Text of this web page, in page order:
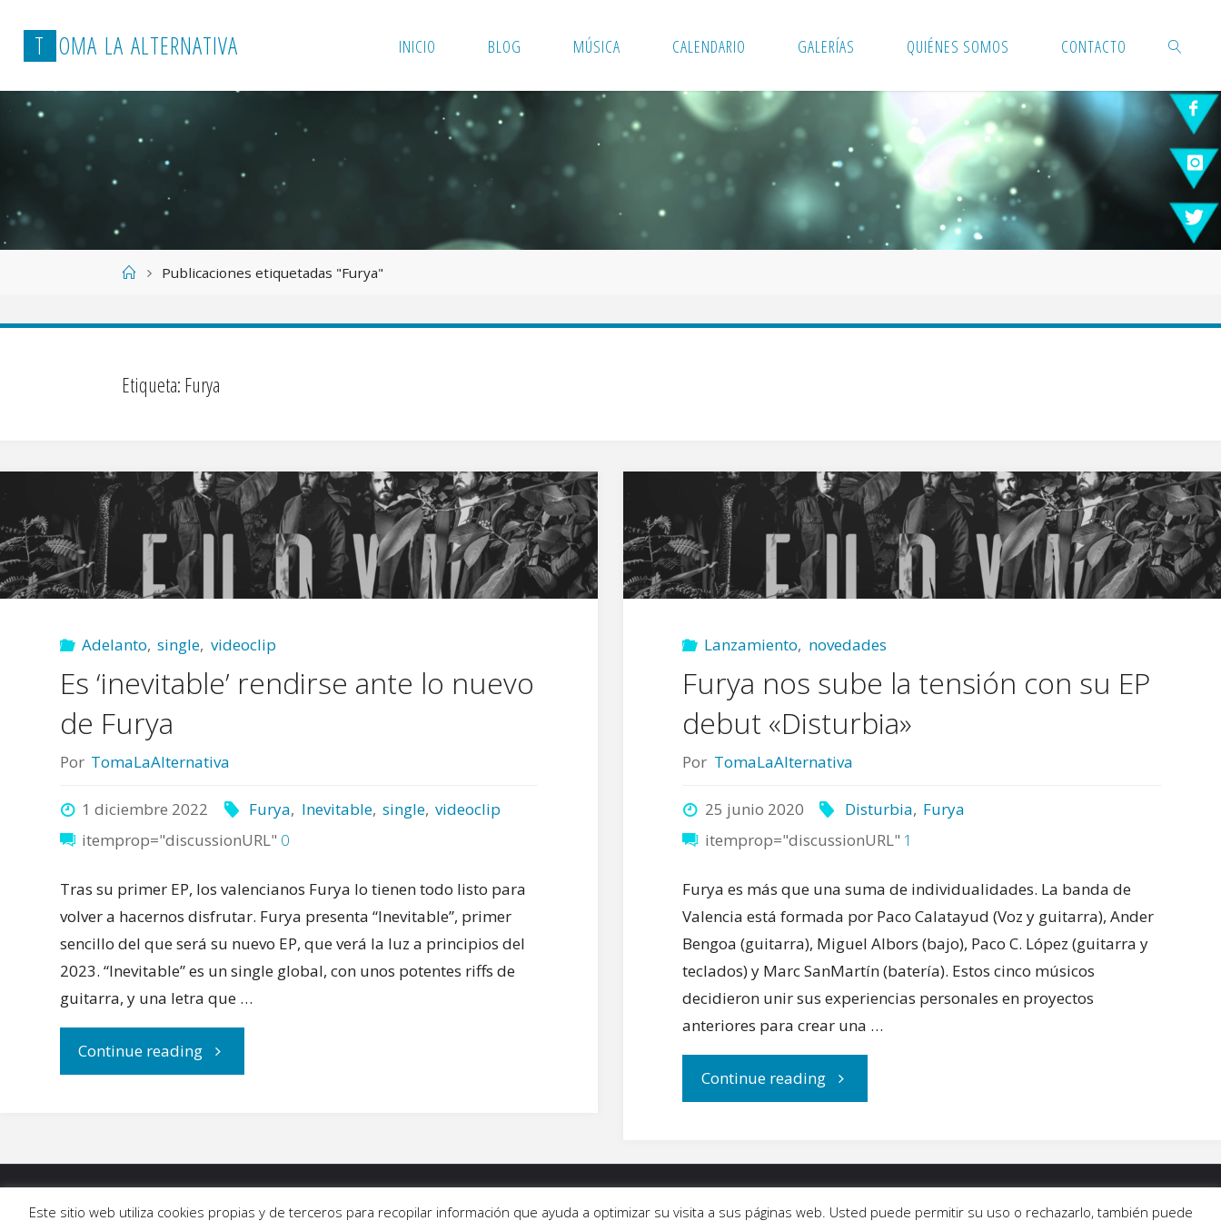
T OMA LA ALTERNATIVA INICIO BLOG MÚSICA CALENDARIO GALERÍAS QUIÉNES SOMOS CONTACTO
BUSCAR
Página
Inicio
Publicaciones etiquetadas "Furya"
Etiqueta: Furya
Adelanto, single, videoclip
Es ‘inevitable’ rendirse ante lo nuevo
de Furya
Por TomaLaAlternativa
1 diciembre 2022 Furya, Inevitable, single, videoclip
itemprop="discussionURL" 0
Tras su primer EP, los valencianos Furya lo tienen todo listo para
volver a hacernos disfrutar. Furya presenta “Inevitable”, primer
sencillo del que será su nuevo EP, que verá la luz a principios del
2023. “Inevitable” es un single global, con unos potentes riffs de
guitarra, y una letra que …
Continue reading"Es
ante
Lanzamiento, novedades
Furya nos sube la tensión con su EP
debut «Disturbia»
Por TomaLaAlternativa
25 junio 2020 Disturbia, Furya
itemprop="discussionURL" 1
Furya es más que una suma de individualidades. La banda de
Valencia está formada por Paco Calatayud (Voz y guitarra), Ander
Bengoa (guitarra), Miguel Albors (bajo), Paco C. López (guitarra y
teclados) y Marc SanMartín (batería). Estos cinco músicos
decidieron unir sus experiencias personales en proyectos
anteriores para crear una …
Continue reading"Furya
sube
la
INICIO | BLOG | MÚSICA | CALENDARIO | GALERÍAS | QUIÉNES SOMOS | CONTACTO
Este sitio web utiliza cookies propias y de terceros para recopilar información que ayuda a optimizar su visita a sus páginas web. Usted puede permitir su uso o rechazarlo, también puede